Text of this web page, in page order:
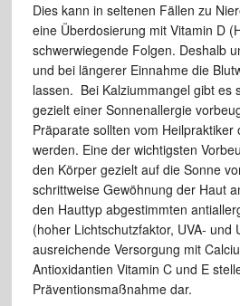
Dies kann in seltenen Fällen zu
eine Überdosierung mit Vitamin D
schwerwiegende Folgen. Deshalb
und bei längerer Einnahme die
lassen. Bei Kalziummangel gibt es
gezielt einer Sonnenallergie
Präparate sollten vom Heilpraktiker
werden. Eine der wichtigsten
den Körper gezielt auf die Sonne
schrittweise Gewöhnung der Haut
den Hauttyp abgestimmten
(hoher Lichtschutzfaktor, UVA- und
ausreichende Versorgung mit
Antioxidantien Vitamin C und E
Präventionsmaßnahme dar.